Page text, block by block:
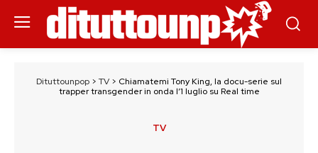
Dituttounpop > TV > Chiamatemi Tony King, la docu-serie sul
trapper transgender in onda l’1 luglio su Real time
TV